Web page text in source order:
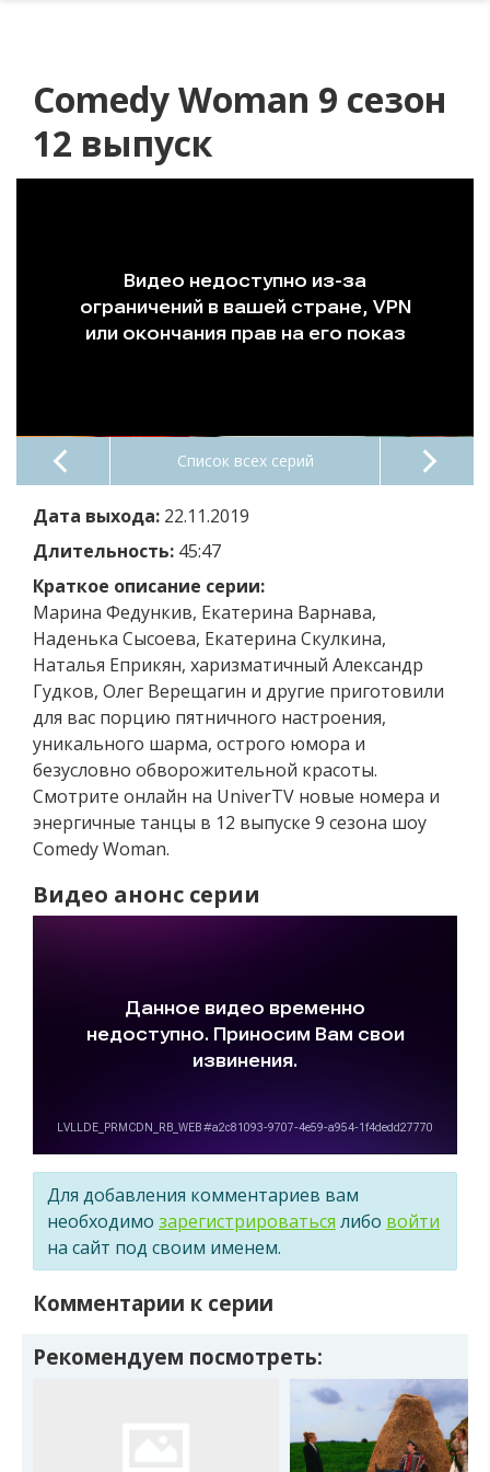
Comedy Woman 9 сезон
12 выпуск
Список всех серий
Дата выхода: 22.11.2019
Длительность: 45:47
Краткое описание серии:
Марина Федункив, Екатерина Варнава,
Наденька Сысоева, Екатерина Скулкина,
Наталья Еприкян, харизматичный Александр
Гудков, Олег Верещагин и другие приготовили
для вас порцию пятничного настроения,
уникального шарма, острого юмора и
безусловно обворожительной красоты.
Смотрите онлайн на UniverTV новые номера и
энергичные танцы в 12 выпуске 9 сезона шоу
Comedy Woman.
Видео анонс серии
Для добавления комментариев вам
необходимо зарегистрироваться либо войти
на сайт под своим именем.
Комментарии к серии
Рекомендуем посмотреть: